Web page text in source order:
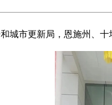
城市更新局，恩施州、